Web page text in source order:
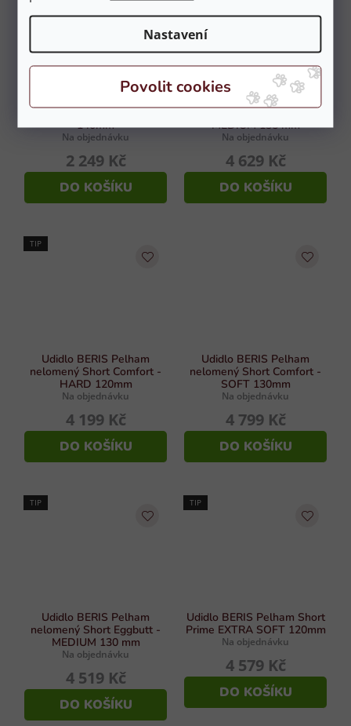
Nastavení
nelomené Konnex - SOFT
140mm
Na objednávku
2 249 Kč
DO KOŠÍKU
Udidlo BERIS Pelham
jednou lomený Long
MEDIUM 135 mm
Na objednávku
4 629 Kč
DO KOŠÍKU
TIP
Udidlo BERIS Pelham
nelomený Short Comfort -
HARD 120mm
Na objednávku
4 199 Kč
DO KOŠÍKU
Udidlo BERIS Pelham
nelomený Short Comfort -
SOFT 130mm
Na objednávku
4 799 Kč
DO KOŠÍKU
TIP
Udidlo BERIS Pelham
nelomený Short Eggbutt -
MEDIUM 130 mm
Na objednávku
4 519 Kč
DO KOŠÍKU
TIP
Udidlo BERIS Pelham Short
Prime EXTRA SOFT 120mm
Na objednávku
4 579 Kč
DO KOŠÍKU